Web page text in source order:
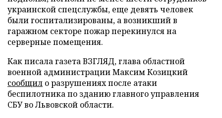
украинской спецслужбы, еще девять человек
были госпитализированы, а возникший в
гаражном секторе пожар перекинулся на
серверные помещения.
Как писала газета ВЗГЛЯД, глава областной
военной администрации Максим Козицкий
сообщил о разрушениях после атаки
беспилотника по зданию главного управления
СБУ во Львовской области.